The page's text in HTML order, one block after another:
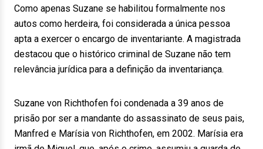
Como apenas Suzane se habilitou formalmente nos
autos como herdeira, foi considerada a única pessoa
apta a exercer o encargo de inventariante. A magistrada
destacou que o histórico criminal de Suzane não tem
relevância jurídica para a definição da inventariança.
Suzane von Richthofen foi condenada a 39 anos de
prisão por ser a mandante do assassinato de seus pais,
Manfred e Marísia von Richthofen, em 2002. Marísia era